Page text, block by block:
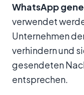
WhatsApp
verwendet
Unternehmen
verhindern und
gesendeten
entsprechen.